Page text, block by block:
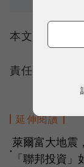
本文授權轉載
責任編輯：錢
延伸閱讀
●
萊爾富大地震
「聯邦投資